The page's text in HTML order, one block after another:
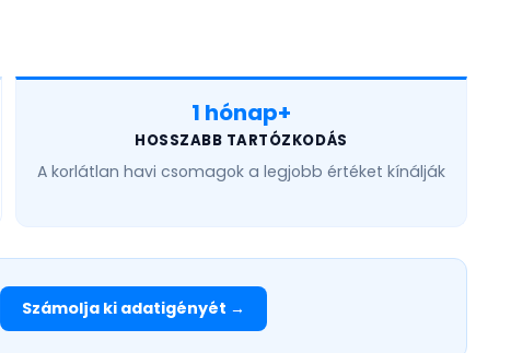
1 hónap+
HOSSZABB TARTÓZKODÁS
A korlátlan havi csomagok a legjobb értéket kínálják
Számolja ki adatigényét →